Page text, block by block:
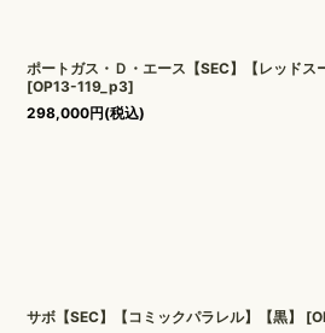
ポートガス・Ｄ・エース【SEC】【レッドス
[OP13-119_p3]
298,000円(税込)
サボ【SEC】【コミックパラレル】【黒】 [